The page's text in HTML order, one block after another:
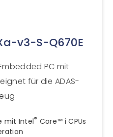
v3-S-Q670E
PC mit
für die ADAS-
mit Intel® Core™ i CPUs